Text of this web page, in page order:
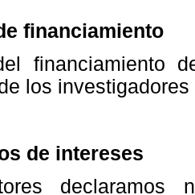
financiamiento
financiamiento
los investigadores
de intereses
declaramos